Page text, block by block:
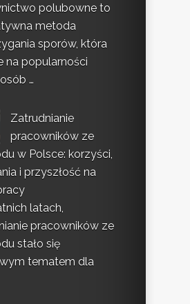
polubowne to
metoda
sporów, która
na popularności
…
Zatrudnianie
pracowników ze
w Polsce: korzyści,
i przyszłość na
latach,
pracowników ze
stało się
tematem dla